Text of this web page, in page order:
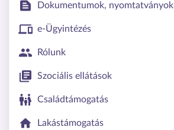
Dokumentumok, nyomtatványok
e-Ügyintézés
Rólunk
Szociális ellátások
Családtámogatás
Lakástámogatás